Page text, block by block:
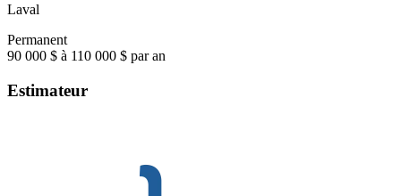
Laval
Permanent
90 000 $ à 110 000 $ par an
Estimateur